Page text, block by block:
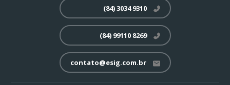
(84) 3034 9310
(84) 99110 8269
contato@esig.com.br